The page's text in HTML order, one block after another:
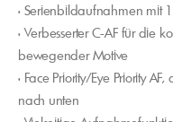
• Serienbildaufnahmen mit
• Verbesserter C-AF für die
bewegender Motive
• Face Priority/Eye Priority
nach unten